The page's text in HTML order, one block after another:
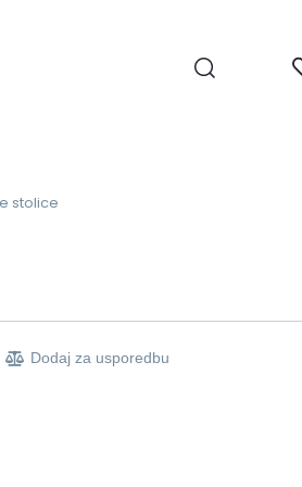
stolice
Dodaj za usporedbu